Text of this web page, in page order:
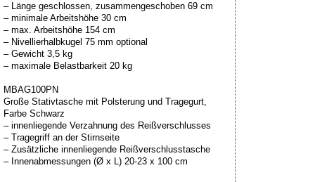
– Länge geschlossen, zusammengeschoben 69 cm
– minimale Arbeitshöhe 30 cm
– max. Arbeitshöhe 154 cm
– Nivellierhalbkugel 75 mm optional
– Gewicht 3,5 kg
– maximale Belastbarkeit 20 kg
MBAG100PN
Große Stativtasche mit Polsterung und Tragegurt,
Farbe Schwarz
– innenliegende Verzahnung des Reißverschlusses
– Tragegriff an der Stirnseite
– Zusätzliche innenliegende Reißverschlusstasche